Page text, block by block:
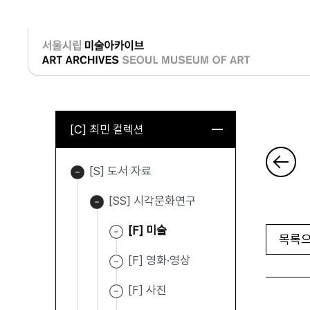
로그인
[C] 최민 컬렉션
[S] 도서 자료
[SS] 시각문화연구
[F] 미술
[F] 영화·영상
[F] 사진
목록